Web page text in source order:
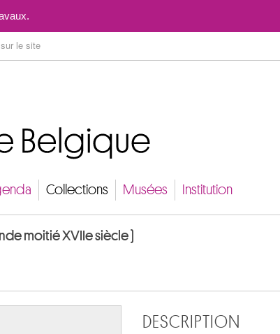
Collections Musées Institution
moitié XVIIe siècle )
DESCRIPTION